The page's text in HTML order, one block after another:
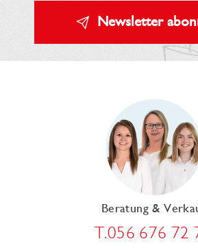
Newsletter
Beratung &
T.056 676 72